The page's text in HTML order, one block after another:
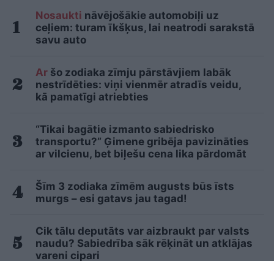
Nosaukti nāvējošākie automobiļi uz
ceļiem: turam īkšķus, lai neatrodi sarakstā
savu auto
Ar šo zodiaka zīmju pārstāvjiem labāk
nestrīdēties: viņi vienmēr atradīs veidu,
kā pamatīgi atriebties
“Tikai bagātie izmanto sabiedrisko
transportu?” Ģimene gribēja pavizināties
ar vilcienu, bet biļešu cena lika pārdomāt
Šīm 3 zodiaka zīmēm augusts būs īsts
murgs – esi gatavs jau tagad!
Cik tālu deputāts var aizbraukt par valsts
naudu? Sabiedrība sāk rēķināt un atklājas
vareni cipari